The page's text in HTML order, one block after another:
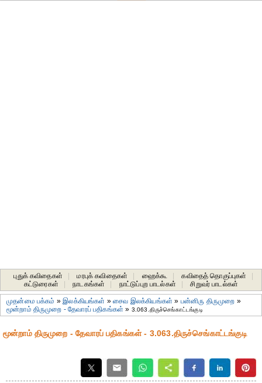
புதுக் கவிதைகள் மரபுக் கவிதைகள் ஹைக்கூ கவிதைத் தொகுப்புகள்
கட்டுரைகள்
நாடகங்கள் நாட்டுப்புற பாடல்கள் சிறுவர் பாடல்கள்
முதன்மை பக்கம் »இலக்கியங்கள் »சைவ இலக்கியங்கள் » பன்னிரு திருமுறை »
மூன்றாம் திருமுறை - தேவாரப் பதிகங்கள் » 3.063.திருச்செங்காட்டங்குடி
மூன்றாம் திருமுறை - தேவாரப் பதிகங்கள் - 3.063.திருச்செங்காட்டங்குடி